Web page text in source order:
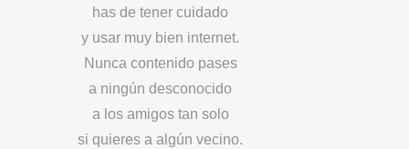
has de tener cuidado
y usar muy bien internet.
Nunca contenido pases
a ningún desconocido
a los amigos tan solo
si quieres a algún vecino.